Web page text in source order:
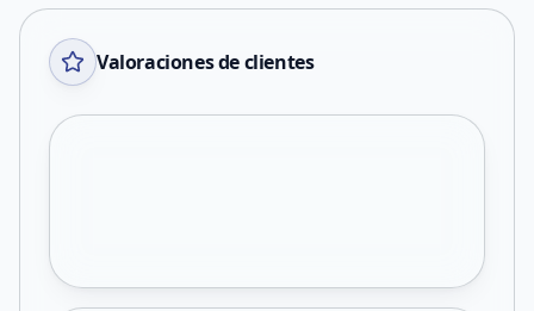
Valoraciones de clientes